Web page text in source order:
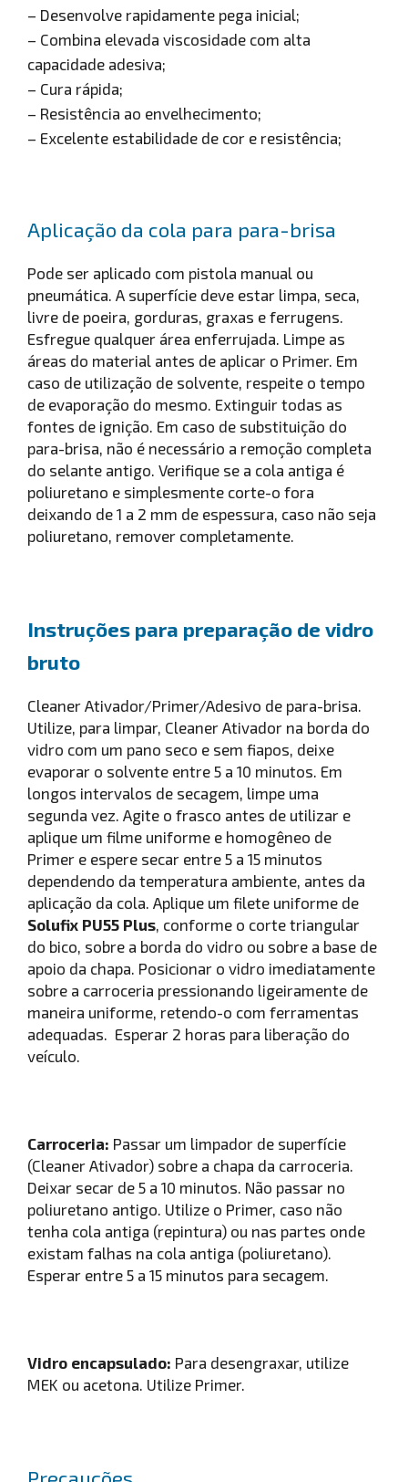
– Desenvolve rapidamente pega inicial;
– Combina elevada viscosidade com alta
capacidade adesiva;
– Cura rápida;
– Resistência ao envelhecimento;
– Excelente estabilidade de cor e resistência;
Aplicação da cola para para-brisa
Pode ser aplicado com pistola manual ou
pneumática. A superfície deve estar limpa, seca,
livre de poeira, gorduras, graxas e ferrugens.
Esfregue qualquer área enferrujada. Limpe as
áreas do material antes de aplicar o Primer. Em
caso de utilização de solvente, respeite o tempo
de evaporação do mesmo. Extinguir todas as
fontes de ignição. Em caso de substituição do
para-brisa, não é necessário a remoção completa
do selante antigo. Verifique se a cola antiga é
poliuretano e simplesmente corte-o fora
deixando de 1 a 2 mm de espessura, caso não seja
poliuretano, remover completamente.
Instruções para preparação de vidro
bruto
Cleaner Ativador/Primer/Adesivo de para-brisa.
Utilize, para limpar, Cleaner Ativador na borda do
vidro com um pano seco e sem fiapos, deixe
evaporar o solvente entre 5 a 10 minutos. Em
longos intervalos de secagem, limpe uma
segunda vez. Agite o frasco antes de utilizar e
aplique um filme uniforme e homogêneo de
Primer e espere secar entre 5 a 15 minutos
dependendo da temperatura ambiente, antes da
aplicação da cola. Aplique um filete uniforme de
Solufix PU55 Plus, conforme o corte triangular
do bico, sobre a borda do vidro ou sobre a base de
apoio da chapa. Posicionar o vidro imediatamente
sobre a carroceria pressionando ligeiramente de
maneira uniforme, retendo-o com ferramentas
adequadas. Esperar 2 horas para liberação do
veículo.
Carroceria: Passar um limpador de superfície
(Cleaner Ativador) sobre a chapa da carroceria.
Deixar secar de 5 a 10 minutos. Não passar no
poliuretano antigo. Utilize o Primer, caso não
tenha cola antiga (repintura) ou nas partes onde
existam falhas na cola antiga (poliuretano).
Esperar entre 5 a 15 minutos para secagem.
Vidro encapsulado: Para desengraxar, utilize
MEK ou acetona. Utilize Primer.